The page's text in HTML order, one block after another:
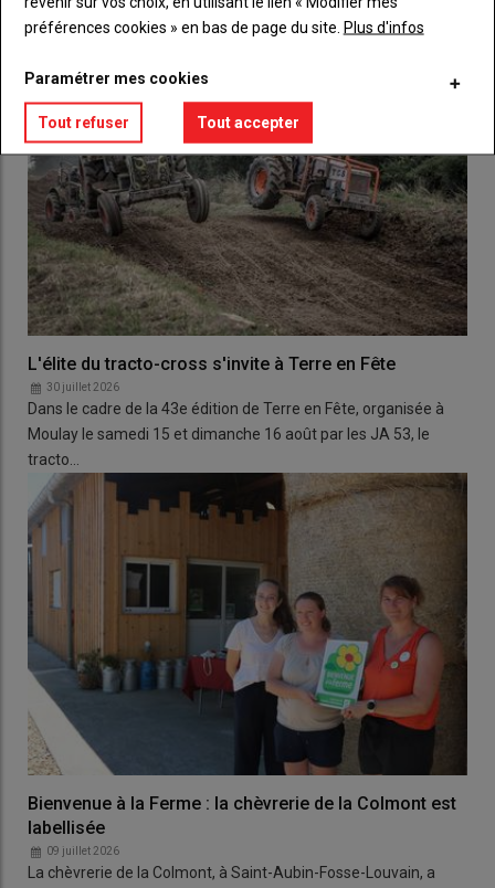
L'élite du tracto-cross s'invite à Terre en Fête
30 juillet 2026
Dans le cadre de la 43e édition de Terre en Fête, organisée à
Moulay le samedi 15 et dimanche 16 août par les JA 53, le
tracto…
Bienvenue à la Ferme : la chèvrerie de la Colmont est
labellisée
09 juillet 2026
La chèvrerie de la Colmont, à Saint-Aubin-Fosse-Louvain, a
préférences cookies » en bas de page du site. Plus d'infos
Paramétrer mes cookies
Tout refuser Tout accepter